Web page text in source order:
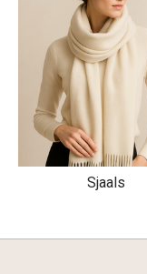
Sjaals